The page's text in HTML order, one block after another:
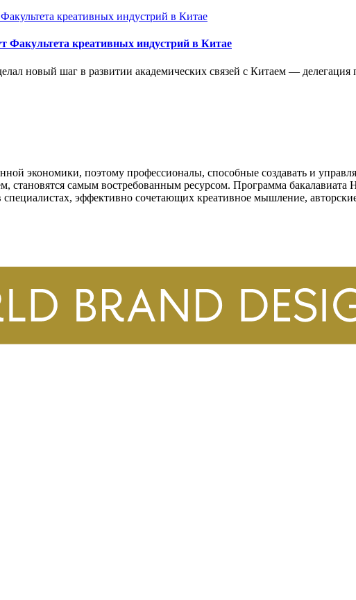
креативных индустрий в Китае
новый шаг в развитии академических связей с Китаем — делегация
экономики, поэтому профессионалы, способные создавать и
становятся самым востребованным ресурсом. Программа
эффективно сочетающих креативное мышление,